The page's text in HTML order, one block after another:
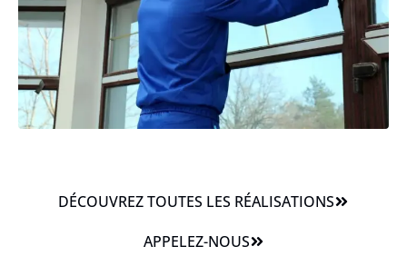
DÉCOUVREZ TOUTES LES RÉALISATIONS
APPELEZ-NOUS